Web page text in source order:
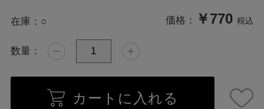
在庫： ○ 価格： ￥770 税込
数量：
カートに入れる